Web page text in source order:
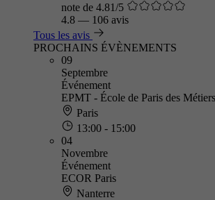
note de 4.81/5
4.8 — 106 avis
Tous les avis
PROCHAINS ÉVÈNEMENTS
09
Septembre
Événement
EPMT - École de Paris des
Paris
13:00 - 15:00
04
Novembre
Événement
ECOR Paris
Nanterre